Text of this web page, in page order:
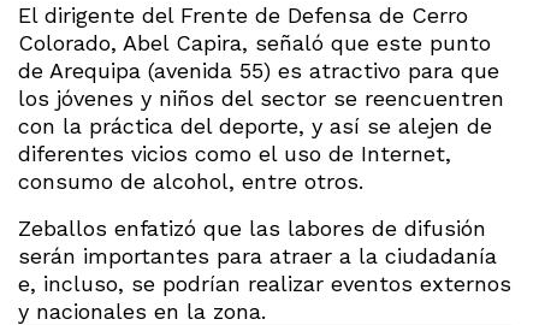
El dirigente del Frente de Defensa de Cerro
Colorado, Abel Capira, señaló que este punto
de Arequipa (avenida 55) es atractivo para que
los jóvenes y niños del sector se reencuentren
con la práctica del deporte, y así se alejen de
diferentes vicios como el uso de Internet,
consumo de alcohol, entre otros.
Zeballos enfatizó que las labores de difusión
serán importantes para atraer a la ciudadanía
e, incluso, se podrían realizar eventos externos
y nacionales en la zona.